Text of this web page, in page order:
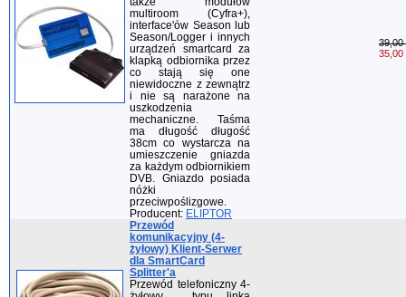
multiroom (Cyfra+),
interface'ów Season lub
Season/Logger i innych
urządzeń smartcard za
klapką odbiornika przez
co stają się one
niewidoczne z zewnątrz
i nie są narażone na
uszkodzenia
mechaniczne. Taśma
ma długość długość
38cm co wystarcza na
umieszczenie gniazda
za każdym odbiornikiem
DVB. Gniazdo posiada
nóżki
przeciwpoślizgowe.
Producent: ELIPTOR
39,00
35,00
Przewód
komunikacyjny (4-
żyłowy) Klient-Serwer
dla SmartCard
Splitter'a
Przewód telefoniczny 4-